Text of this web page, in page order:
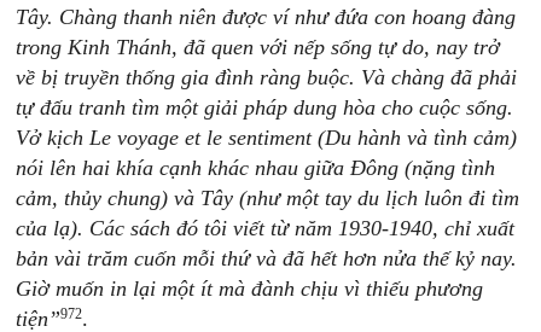
Tây. Chàng thanh niên được ví như đứa con hoang đàng
trong Kinh Thánh, đã quen với nếp sống tự do, nay trở
về bị truyền thống gia đình ràng buộc. Và chàng đã phải
tự đấu tranh tìm một giải pháp dung hòa cho cuộc sống.
Vở kịch Le voyage et le sentiment (Du hành và tình cảm)
nói lên hai khía cạnh khác nhau giữa Đông (nặng tình
cảm, thủy chung) và Tây (như một tay du lịch luôn đi tìm
của lạ). Các sách đó tôi viết từ năm 1930-1940, chỉ xuất
bản vài trăm cuốn mỗi thứ và đã hết hơn nửa thế kỷ nay.
Giờ muốn in lại một ít mà đành chịu vì thiếu phương
tiện”972.